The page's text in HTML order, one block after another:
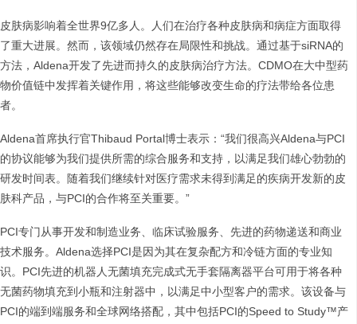
皮肤病影响着全世界9亿多人。人们在治疗各种皮肤病和病症方面取得
了重大进展。然而，该领域仍然存在局限性和挑战。通过基于siRNA的
方法，Aldena开发了先进而持久的皮肤病治疗方法。CDMO在大中型药
物价值链中发挥着关键作用，将这些能够改变生命的疗法带给各位患
者。
Aldena首席执行官Thibaud Portal博士表示：“我们很高兴Aldena与PCI
的协议能够为我们提供所需的综合服务和支持，以满足我们雄心勃勃的
研发时间表。随着我们继续针对医疗需求未得到满足的疾病开发新的皮
肤科产品，与PCI的合作将至关重要。”
PCI专门从事开发和制造业务、临床试验服务、先进的药物递送和商业
技术服务。Aldena选择PCI是因为其在复杂配方和冷链方面的专业知
识。PCI先进的机器人无菌填充完成式无手套隔离器平台可用于将各种
无菌药物填充到小瓶和注射器中，以满足中小型客户的需求。该设备与
PCI的端到端服务和全球网络搭配，其中包括PCI的Speed to Study™产